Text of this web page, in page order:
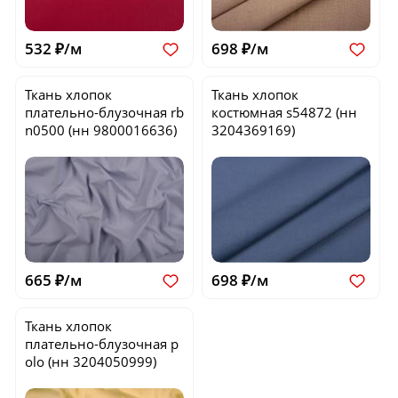
532 ₽/м 698 ₽/м
Ткань хлопок
плательно-блузочная rb
n0500 (нн 9800016636)
665 ₽/м
Ткань хлопок
костюмнаяs54872 (нн
3204369169)
698 ₽/м
Ткань хлопок
плательно-блузочная p
olo (нн 3204050999)